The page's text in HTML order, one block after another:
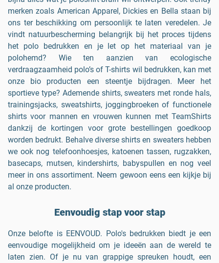
merken zoals American Apparel, Dickies en Bella staan bij
ons ter beschikking om persoonlijk te laten veredelen. Je
vindt natuurbescherming belangrijk bij het proces tijdens
het polo bedrukken en je let op het materiaal van je
polohemd? Wie ten aanzien van ecologische
verdraagzaamheid polo’s of T-shirts wil bedrukken, kan met
onze bio producten een steentje bijdragen. Meer het
sportieve type? Ademende shirts, sweaters met ronde hals,
trainingsjacks, sweatshirts, joggingbroeken of functionele
shirts voor mannen en vrouwen kunnen met TeamShirts
dankzij de kortingen voor grote bestellingen goedkoop
worden bedrukt. Behalve diverse shirts en sweaters hebben
we ook nog telefoonhoesjes, katoenen tassen, rugzakken,
basecaps, mutsen, kindershirts, babyspullen en nog veel
meer in ons assortiment. Neem gewoon eens een kijkje bij
al onze producten.
Eenvoudig stap voor stap
Onze belofte is EENVOUD. Polo's bedrukken biedt je een
eenvoudige mogelijkheid om je ideeën aan de wereld te
laten zien. Of je nu van grappige spreuken houdt, een